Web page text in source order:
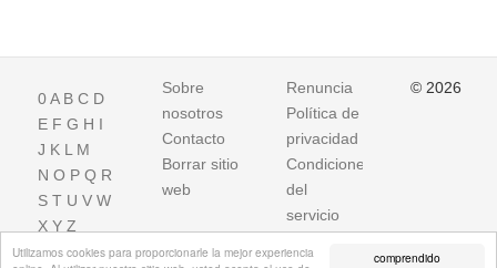
comprendido
Utilizamos cookies para proporcionarle la mejor experiencia
0A B C D
E F G H I
J K L M
N O P Q R
S T U V W
X Y Z
Sobre
nosotros
Contacto
Borrar sitio
web
Renuncia
Política de
privacidad
Condiciones
del
servicio
© 2026